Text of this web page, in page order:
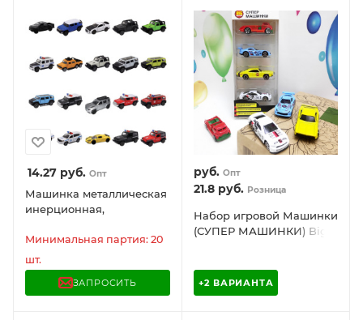
14.27 руб. Опт
Машинка металлическая
инерционная,
1:32, ассорти 20 видов,
FUNKY TOYS, FT1101
Минимальная партия: 20
шт.
ЗАПРОСИТЬ
руб. Опт
21.8руб. Розница
Набор игровой Машинки
(СУПЕР МАШИНКИ) Big
+2 ВАРИАНТА